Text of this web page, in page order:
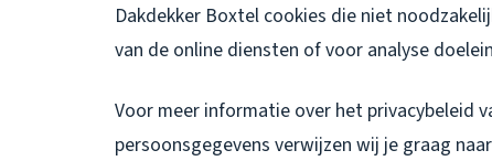
Dakdekker Boxtel cookies die niet
van de online diensten of voor analyse
Voor meer informatie over het privacybeleid
persoonsgegevens verwijzen wij je graag